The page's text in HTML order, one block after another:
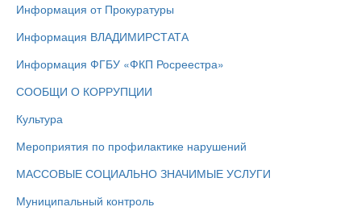
Информация от Прокуратуры
Информация ВЛАДИМИРСТАТА
Информация ФГБУ «ФКП Росреестра»
СООБЩИ О КОРРУПЦИИ
Культура
Мероприятия по профилактике нарушений
МАССОВЫЕ СОЦИАЛЬНО ЗНАЧИМЫЕ УСЛУГИ
Муниципальный контроль